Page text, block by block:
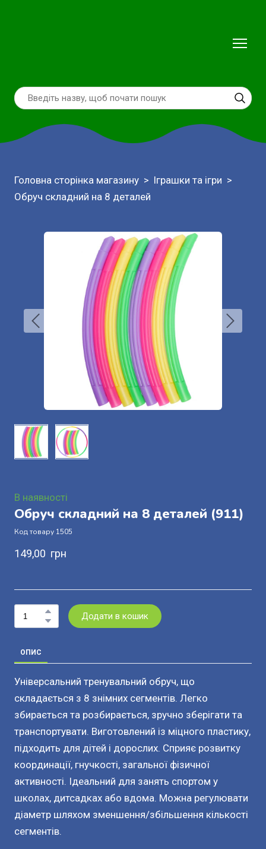
Головна сторінка магазину
Іграшки та ігри
Обруч складний на 8 деталей
В наявності
Обруч складний на 8 деталей (911)
Код товару 1505
149,00  грн
Додати в кошик
ОПИС
Універсальний тренувальний обруч, що
складається з 8 знімних сегментів. Легко
збирається та розбирається, зручно зберігати та
транспортувати. Виготовлений із міцного пластику,
підходить для дітей і дорослих. Сприяє розвитку
координації, гнучкості, загальної фізичної
активності. Ідеальний для занять спортом у
школах, дитсадках або вдома. Можна регулювати
діаметр шляхом зменшення/збільшення кількості
сегментів.